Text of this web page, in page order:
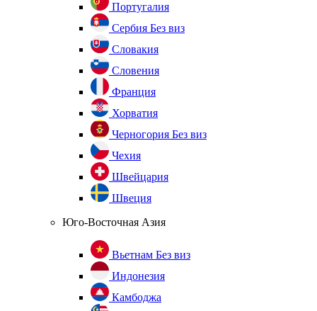
Португалия
Сербия Без виз
Словакия
Словения
Франция
Хорватия
Черногория Без виз
Чехия
Швейцария
Швеция
Юго-Восточная Азия
Вьетнам Без виз
Индонезия
Камбоджа